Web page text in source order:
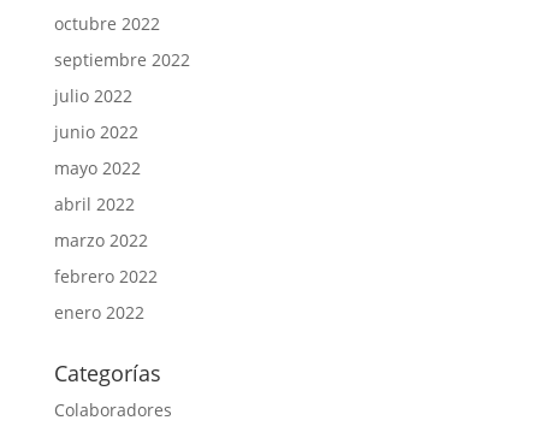
octubre 2022
septiembre 2022
julio 2022
junio 2022
mayo 2022
abril 2022
marzo 2022
febrero 2022
enero 2022
Categorías
Colaboradores